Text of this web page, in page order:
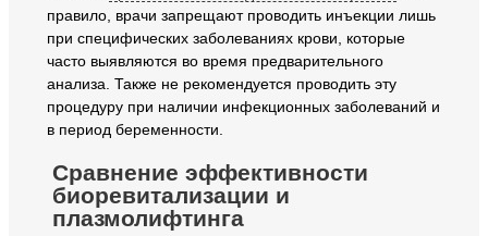
правило, врачи запрещают проводить инъекции лишь
при специфических заболеваниях крови, которые
часто выявляются во время предварительного
анализа. Также не рекомендуется проводить эту
процедуру при наличии инфекционных заболеваний и
в период беременности.
Сравнение эффективности
биоревитализации и
плазмолифтинга